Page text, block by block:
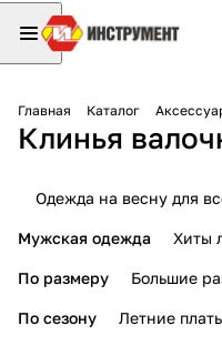
Главная Каталог
Клинья
Одежда на весну для
Мужская одежда Хиты
По размеру Большие
По сезону Летние